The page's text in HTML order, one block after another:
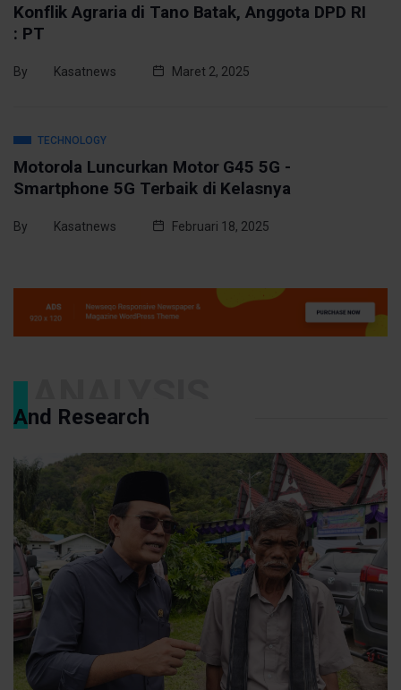
Konflik Agraria di Tano Batak, Anggota DPD RI
: PT
By Kasatnews Maret 2, 2025
TECHNOLOGY
Motorola Luncurkan Motor G45 5G -
Smartphone 5G Terbaik di Kelasnya
By Kasatnews Februari 18, 2025
And Research